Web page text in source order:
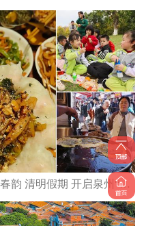
在踏青、怀古、寻味中感受人文春韵 清明假期 开启泉州“轻旅行”